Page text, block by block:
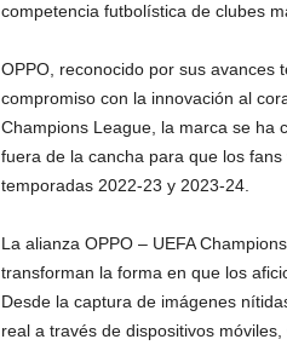
competencia futbolística de clubes
OPPO, reconocido por sus avances
compromiso con la innovación al
Champions League, la marca se ha
fuera de la cancha para que los
temporadas 2022-23 y 2023-24.
La alianza OPPO – UEFA
transforman la forma en que los
Desde la captura de imágenes
real a través de dispositivos